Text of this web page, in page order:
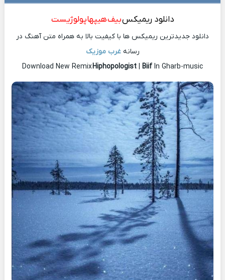
دانلود ریمیکسبیفهیپهاپولوژیست
دانلود جدیدترین ریمیکس ها با کیفیت بالا به همراه متن آهنگ در
رسانهغرب موزیک
Download New RemixHiphopologist | Biif In Gharb-music